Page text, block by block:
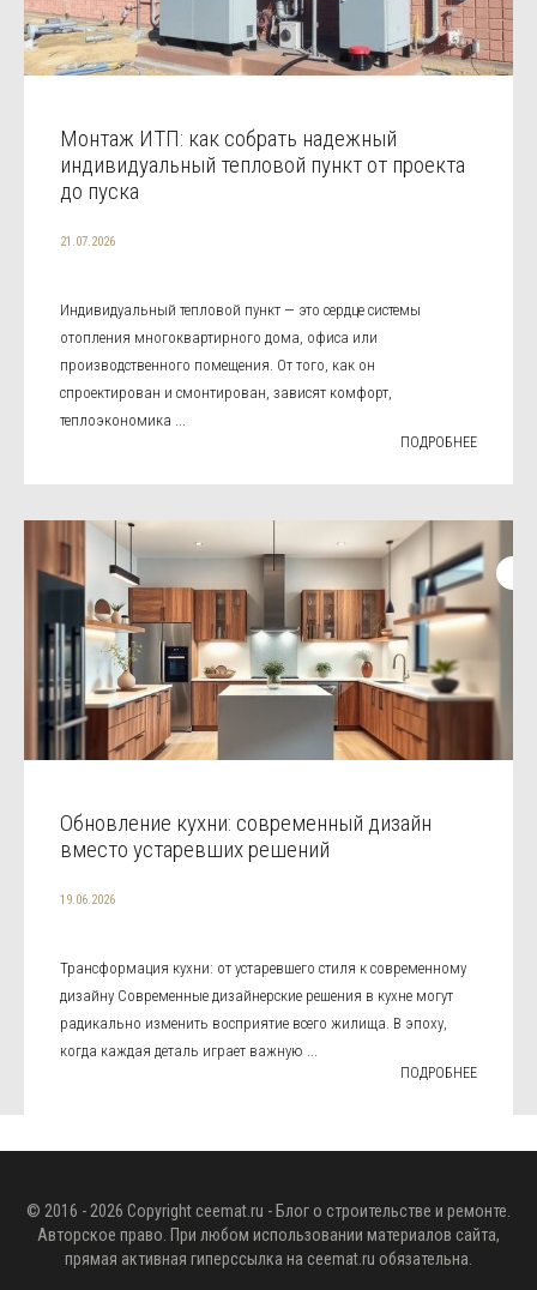
Монтаж ИТП: как собрать надежный
индивидуальный тепловой пункт от проекта
до пуска
21.07.2026
Индивидуальный тепловой пункт — это сердце системы
отопления многоквартирного дома, офиса или
производственного помещения. От того, как он
спроектирован и смонтирован, зависят комфорт,
теплоэкономика ...
ПОДРОБНЕЕ
Обновление кухни: современный дизайн
вместо устаревших решений
19.06.2026
Трансформация кухни: от устаревшего стиля к современному
дизайну Современные дизайнерские решения в кухне могут
радикально изменить восприятие всего жилища. В эпоху,
когда каждая деталь играет важную ...
ПОДРОБНЕЕ
© 2016 - 2026 Copyright ceemat.ru - Блог о строительстве и ремонте.
Авторское право. При любом использовании материалов сайта,
прямая активная гиперссылка на ceemat.ru обязательна.